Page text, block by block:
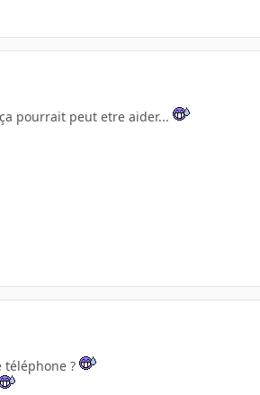
pourrait peut etre aider...
téléphone ?